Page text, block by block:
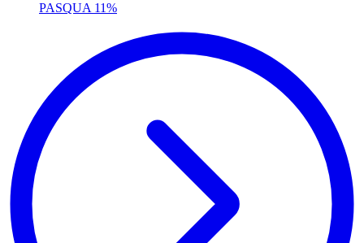
PASQUA 11%